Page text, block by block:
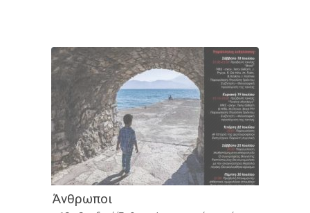
Άνθρωποι